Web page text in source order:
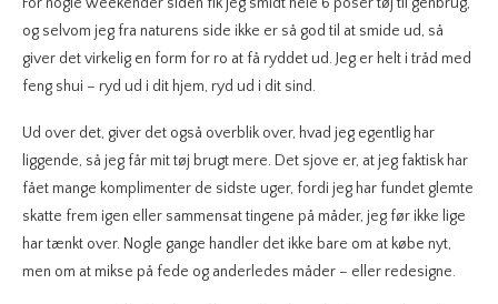
og selvom jeg fra naturens side ikke er så god til at smide ud, så
giver det virkelig en form for ro at få ryddet ud. Jeg er helt i tråd med
feng shui – ryd ud i dit hjem, ryd ud i dit sind.
Ud over det, giver det også overblik over, hvad jeg egentlig har
liggende, så jeg får mit tøj brugt mere. Det sjove er, at jeg faktisk har
fået mange komplimenter de sidste uger, fordi jeg har fundet glemte
skatte frem igen eller sammensat tingene på måder, jeg før ikke lige
har tænkt over. Nogle gange handler det ikke bare om at købe nyt,
men om at mikse på fede og anderledes måder – eller redesigne.